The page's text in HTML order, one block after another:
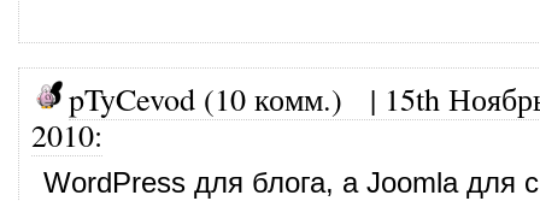
pTyCevod (10 комм.) | 15th
2010:
WordPress для блога, а Joomla для